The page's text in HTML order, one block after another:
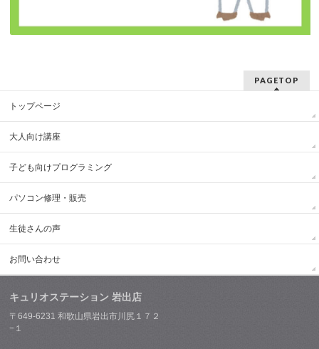
PAGETOP
トップページ
大人向け講座
子ども向けプログラミング
パソコン修理・販売
生徒さんの声
お問い合わせ
キュリオステーション 岩出店
〒649-6231 和歌山県岩出市川尻１７２
−１